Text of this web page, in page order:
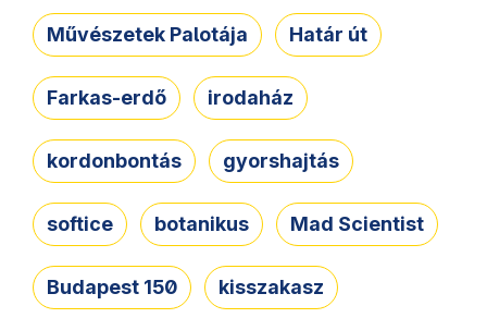
Művészetek Palotája Határ út
Farkas-erdő irodaház
kordonbontás gyorshajtás
softice botanikus Mad Scientist
Budapest 150 kisszakasz